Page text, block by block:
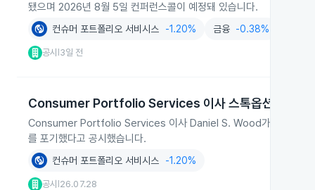
됐으며 2026년 8월 5일 컨퍼런스콜이 예정돼 있습니다.
컨슈머 포트폴리오 서비시스 -1.20% 금융 -0.38%
공시 3일 전
Consumer Portfolio Services 이사 스톡옵션 행사
Consumer Portfolio Services 이사 Daniel S. Wood가 2026년 7
를 포기했다고 공시했습니다.
컨슈머 포트폴리오 서비시스 -1.20%
공시 26.07.28